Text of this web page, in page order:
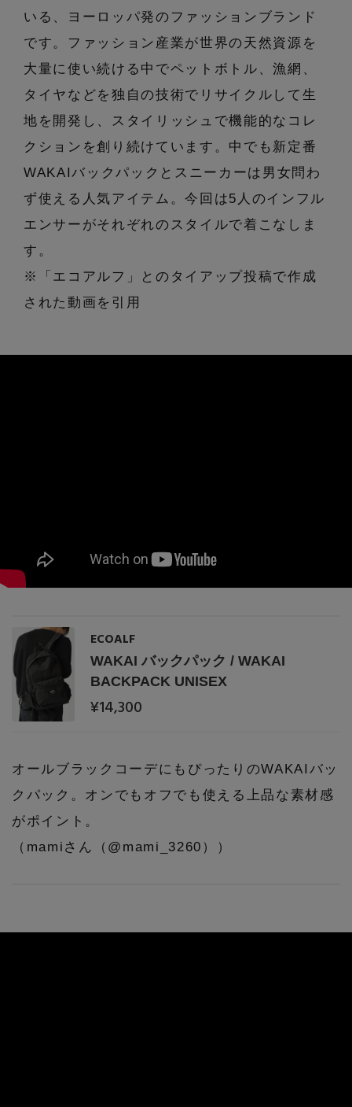
【ペプラム】トレンドシルエット
【ジュエリー】シルバーでクールに
パンツ
スカート
コート
ルームウェア・パジャマ
レインシューズ
ブーツ
ショルダーバッグ
トートバッグ
ハンドバッグ
財布・小物
ボディバッグ・ウェストポーチ
クラッチバッグ
ストール・マフラー・ケープ
帽子・イヤーマフ
ヘアアクセサリー
スマートフォンケース・タブレットケース
グローブ
レッグウェア
すべてのアクセサリー
ピアス・イヤリング
ネックレス
リング
コサージュ・ブローチ
アンクレット
チャーム
ランジェリー
インナー
すべてのスポーツ
ウェア
シューズ
水着・スイムウェア
特集一覧
NEW IN BRAND
PERSONAL COLOR
エディター厳選ギフト
ログアウト
いる、ヨーロッパ発のファッションブランド
です。ファッション産業が世界の天然資源を
大量に使い続ける中でペットボトル、漁網、
タイヤなどを独自の技術でリサイクルして生
地を開発し、スタイリッシュで機能的なコレ
クションを創り続けています。中でも新定番
WAKAIバックパックとスニーカーは男女問わ
ず使える人気アイテム。今回は5人のインフル
エンサーがそれぞれのスタイルで着こなしま
す。
※「エコアルフ」とのタイアップ投稿で作成
された動画を引用
ECOALF
WAKAI バックパック / WAKAI
BACKPACK UNISEX
¥14,300
オールブラックコーデにもぴったりのWAKAIバッ
クパック。オンでもオフでも使える上品な素材感
がポイント。
（mamiさん（@mami_3260））